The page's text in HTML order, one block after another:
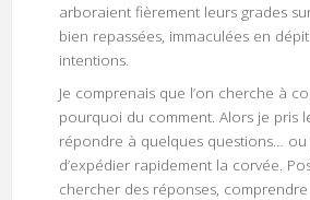
arboraient fièrement leurs grades
bien repassées, immaculées en
intentions.
Je comprenais que l’on cherche à
pourquoi du comment. Alors je pris
répondre à quelques questions…
d’expédier rapidement la corvée.
chercher des réponses,